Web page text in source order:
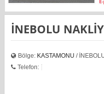
İNEBOLU
Bölge: KASTAMONU /
Telefon: